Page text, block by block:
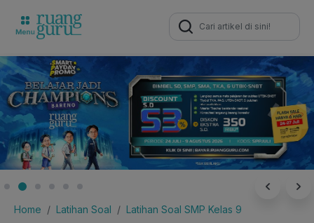
Search
for:
Home Latihan Soal Latihan Soal SMP Kelas 9